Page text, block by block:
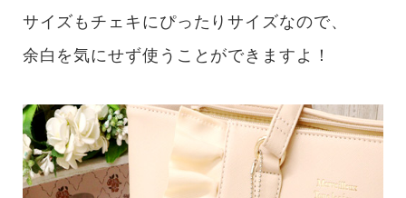
サイズもチェキにぴったりサイズなので、
余白を気にせず使うことができますよ！